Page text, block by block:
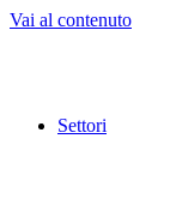
Vai al contenuto
Settori